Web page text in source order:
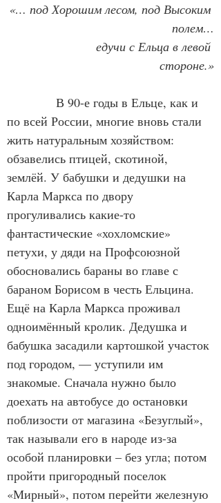
«… под Хорошим лесом, под Высоким
полем…
едучи с Ельца в левой
стороне.»
В 90-е годы в Ельце, как и
по всей России, многие вновь стали
жить натуральным хозяйством:
обзавелись птицей, скотиной,
землёй. У бабушки и дедушки на
Карла Маркса по двору
прогуливались какие-то
фантастические «хохломские»
петухи, у дяди на Профсоюзной
обосновались бараны во главе с
бараном Борисом в честь Ельцина.
Ещё на Карла Маркса проживал
одноимённый кролик. Дедушка и
бабушка засадили картошкой участок
под городом, — уступили им
знакомые. Сначала нужно было
доехать на автобусе до остановки
поблизости от магазина «Безуглый»,
так называли его в народе из-за
особой планировки – без угла; потом
пройти пригородный поселок
«Мирный», потом перейти железную